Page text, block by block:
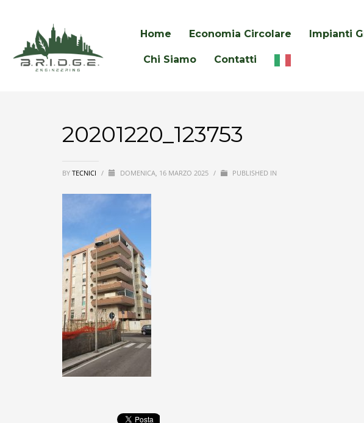
Home Economia Circolare Impianti
Chi Siamo Contatti
20201220_123753
BY TECNICI / DOMENICA, 16 MARZO 2025 / PUBLISHED IN